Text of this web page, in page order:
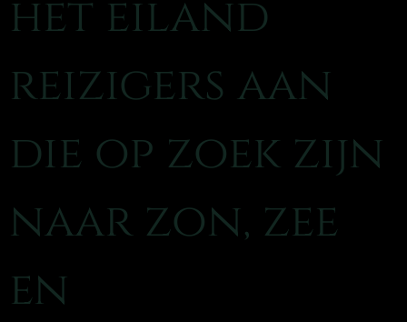
het eiland
reizigers aan
die op zoek zijn
naar zon, zee
en